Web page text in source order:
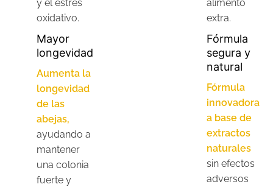
y el estrés
oxidativo.
Mayor
longevidad
Aumenta la
longevidad
de las
abejas,
ayudando a
mantener
una colonia
fuerte y
alimento
extra.
Fórmula
segura y
natural
Fórmula
innovadora
a base de
extractos
naturales
sin efectos
adversos